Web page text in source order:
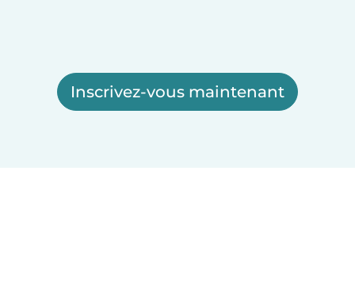
Inscrivez-vous maintenant